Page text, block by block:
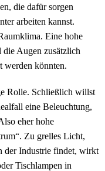
die dafür sorgen
arbeiten kannst.
Eine hohe
Augen zusätzlich
werden könnten.
Rolle. Schließlich willst
eine Beleuchtung,
eher hohe
Zu grelles Licht,
der Industrie findet, wirkt
Tischlampen in